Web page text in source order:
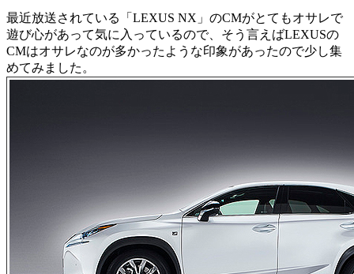
最近放送されている「LEXUS NX」のCMがとてもオサレで
遊び心があって気に入っているので、そう言えばLEXUSの
CMはオサレなのが多かったような印象があったので少し集
めてみました。